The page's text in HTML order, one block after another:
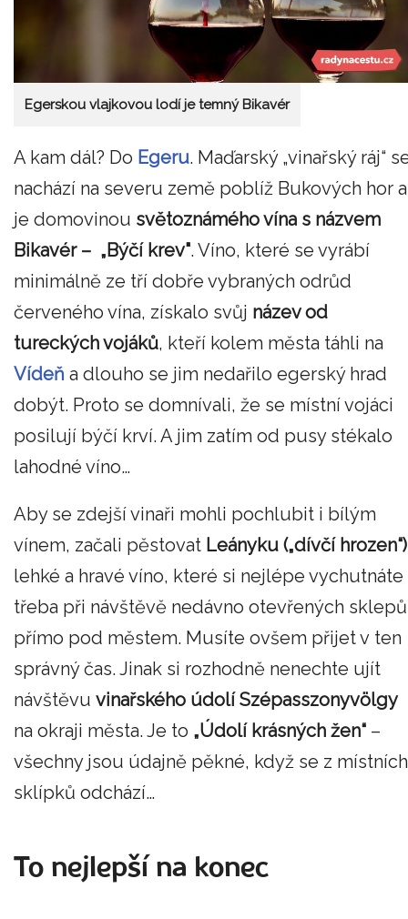
Egerskou vlajkovou lodí je temný Bikavér
A kam dál? Do Egeru. Maďarský „vinařský ráj“
nachází na severu země poblíž Bukových hor a
je domovinou světoznámého vína s názvem
Bikavér – „Býčí krev". Víno, které se vyrábí
minimálně ze tří dobře vybraných odrůd
červeného vína, získalo svůj název od
tureckých vojáků, kteří kolem města táhli na
Vídeň a dlouho se jim nedařilo egerský hrad
dobýt. Proto se domnívali, že se místní vojáci
posilují býčí krví. A jim zatím od pusy stékalo
lahodné víno…
Aby se zdejší vinaři mohli pochlubit i bílým
vínem, začali pěstovat Leányku („dívčí hrozen“)
lehké a hravé víno, které si nejlépe vychutnáte
třeba při návštěvě nedávno otevřených sklepů
přímo pod městem. Musíte ovšem přijet v ten
správný čas. Jinak si rozhodně nenechte ujít
návštěvu vinařského údolí Szépasszonyvölgy
na okraji města. Je to „Údolí krásných žen“ –
všechny jsou údajně pěkné, když se z místních
sklípků odchází…
To nejlepší na konec